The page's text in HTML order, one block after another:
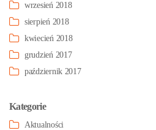
wrzesień 2018
sierpień 2018
kwiecień 2018
grudzień 2017
październik 2017
Kategorie
Aktualności